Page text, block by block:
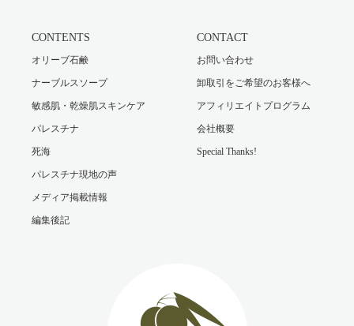
CONTENTS
オリーブ石鹸
ナーブルスソープ
敏感肌・乾燥肌スキンケア
パレスチナ
死海
パレスチナ現地の声
メディア掲載情報
編集後記
CONTACT
お問い合わせ
卸取引をご希望のお客様へ
アフィリエイトプログラム
会社概要
Special Thanks!